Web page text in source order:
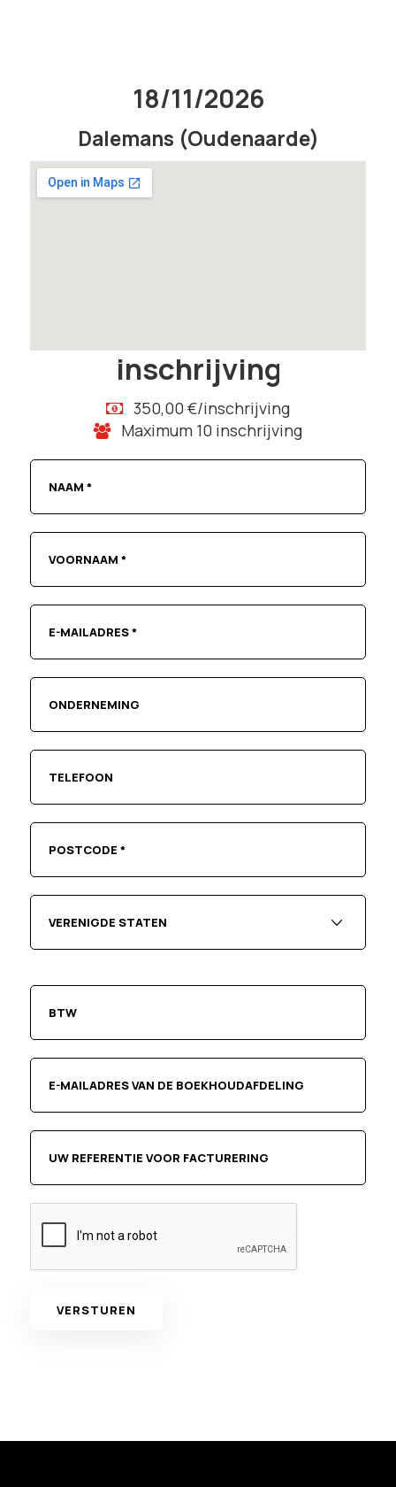
18/11/2026
Dalemans (Oudenaarde)
inschrijving
350,00 €/inschrijving
Maximum 10 inschrijving
VERENIGDE STATEN
VERSTUREN